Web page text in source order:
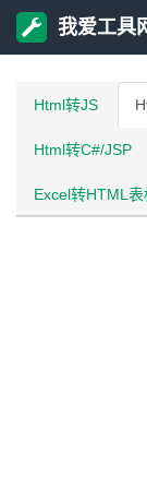
我爱工具
Html转JS
Html转C#/JSP
Excel转HTML表